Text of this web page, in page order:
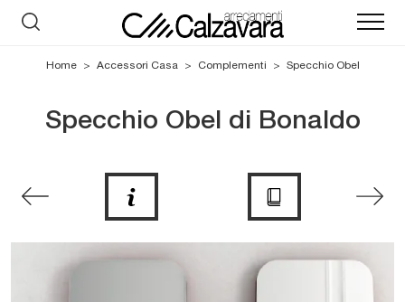
Home > Accessori Casa > Complementi > Specchio Obel
Specchio Obel di Bonaldo